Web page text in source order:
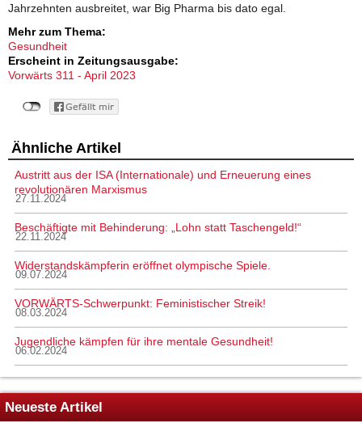
Jahrzehnten ausbreitet, war Big Pharma bis dato egal.
Mehr zum Thema:
Gesundheit
Erscheint in Zeitungsausgabe:
Vorwärts 311 - April 2023
Ähnliche Artikel
Austritt aus der ISA (Internationale) und Erneuerung eines
revolutionären Marxismus
27.11.2024
Beschäftigte mit Behinderung: „Lohn statt Taschengeld!“
22.11.2024
Widerstandskämpferin eröffnet olympische Spiele.
09.07.2024
VORWÄRTS-Schwerpunkt: Feministischer Streik!
08.03.2024
Jugendliche kämpfen für ihre mentale Gesundheit!
06.02.2024
Neueste Artikel